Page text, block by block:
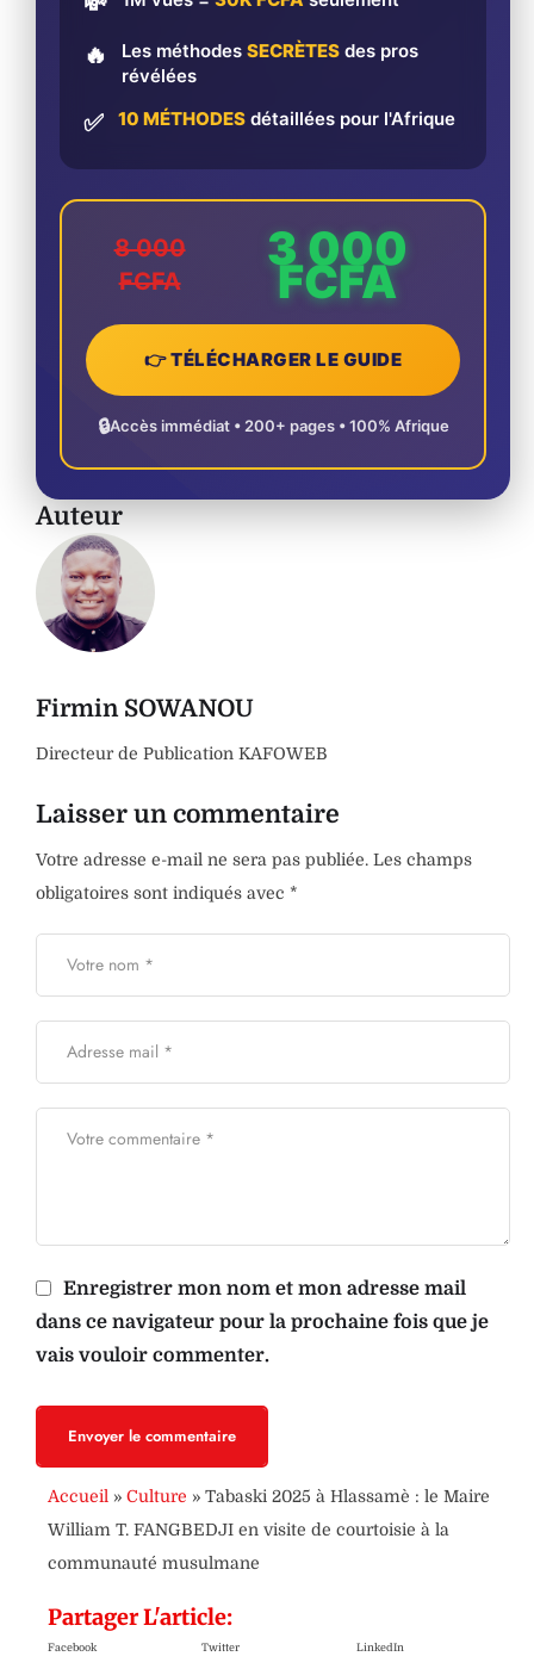
🔥 Les méthodes SECRÈTES des pros
révélées
✅ 10 MÉTHODES détaillées pour l'Afrique
8 000
FCFA
3 000
FCFA
👉 TÉLÉCHARGER LE GUIDE
🔒Accès immédiat • 200+ pages • 100% Afrique
Auteur
Firmin SOWANOU
Directeur de Publication KAFOWEB
Laisser un commentaire
Votre adresse e-mail ne sera pas publiée. Les champs
obligatoires sont indiqués avec *
Enregistrer mon nom et mon adresse mail
dans ce navigateur pour la prochaine fois que je
vais vouloir commenter.
Envoyer le commentaire
Accueil » Culture » Tabaski 2025 à Hlassamè : le Maire
William T. FANGBEDJI en visite de courtoisie à la
communauté musulmane
Partager L'article:
Facebook Twitter LinkedIn